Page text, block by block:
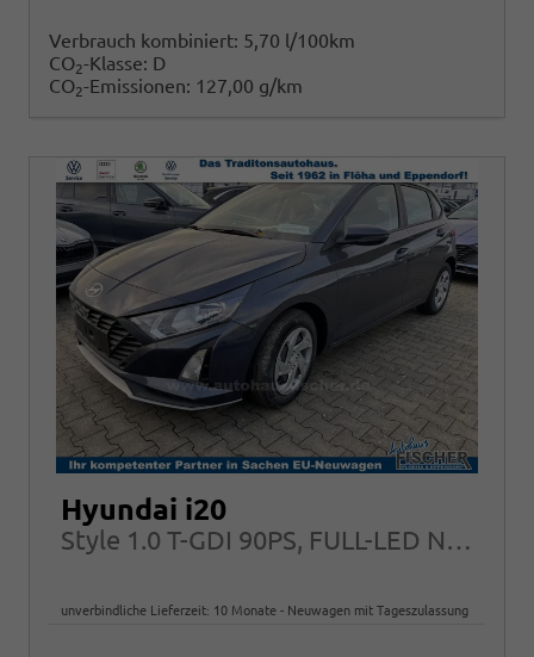
Verbrauch kombiniert: 5,70 l/100km
CO2-Klasse: D
CO2-Emissionen: 127,00 g/km
Hyundai i20
Style 1.0 T-GDI 90PS, FULL-LED NAVI Sitzheizung ALU Klimaautomatik RFK
unverbindliche Lieferzeit: 10 Monate Neuwagen mit Tageszulassung